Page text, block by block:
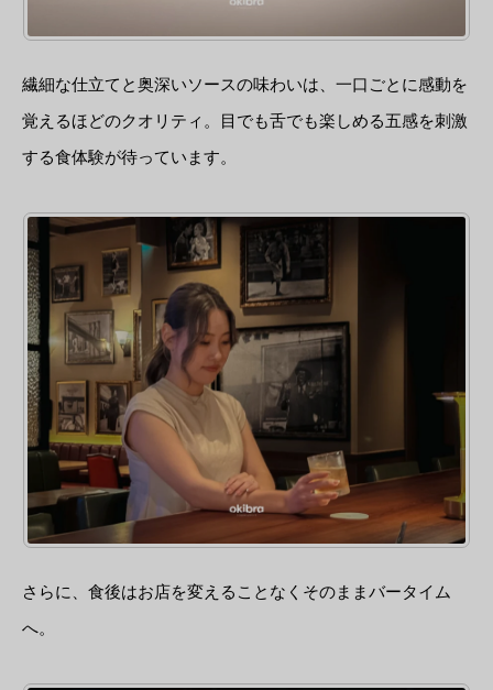
繊細な仕立てと奥深いソースの味わいは、一口ごとに感動を
覚えるほどのクオリティ。目でも舌でも楽しめる五感を刺激
する食体験が待っています。
さらに、食後はお店を変えることなくそのままバータイム
へ。